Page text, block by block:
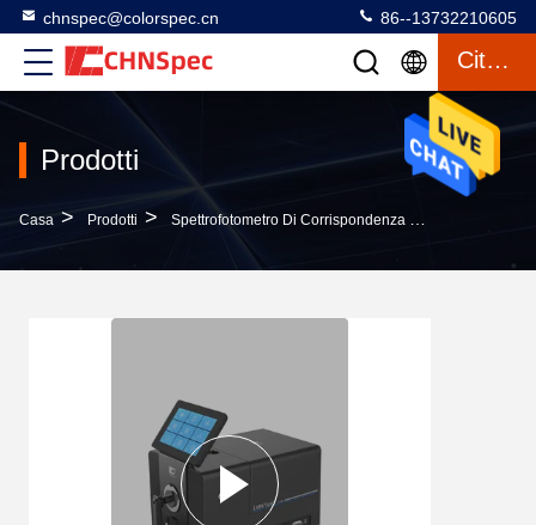
chnspec@colorspec.cn 86--13732210605
Citazione
Prodotti
Casa > Prodotti > Spettrofotometro Di Corrispondenza Di Colore